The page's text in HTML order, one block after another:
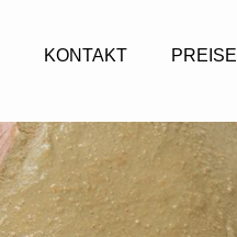
KONTAKT PREISE